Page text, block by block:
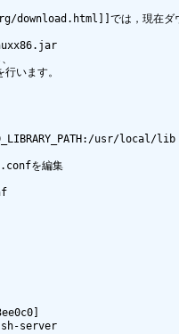
download.html]]では，現在ダ
います。
usr/local/lib
を編集
server